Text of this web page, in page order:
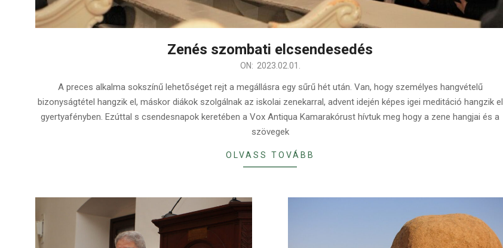
Zenés szombati elcsendesedés
ON: 2023.02.01.
A preces alkalma sokszínű lehetőséget rejt a megállásra egy sűrű hét után. Van, hogy személyes hangvételű
bizonyságtétel hangzik el, máskor diákok szolgálnak az iskolai zenekarral, advent idején képes igei meditáció hangzik el
gyertyafényben. Ezúttal s csendesnapok keretében a Vox Antiqua Kamarakórust hívtuk meg hogy a zene hangjai és a
szövegek
OLVASS TOVÁBB